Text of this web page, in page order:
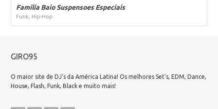
Familia Baio Suspensoes Especiais
Funk, Hip-Hop
GIRO95
O maior site de DJ's da América Latina! Os melhores Set's, EDM, Dance,
House, Flash, Funk, Black e muito mais!